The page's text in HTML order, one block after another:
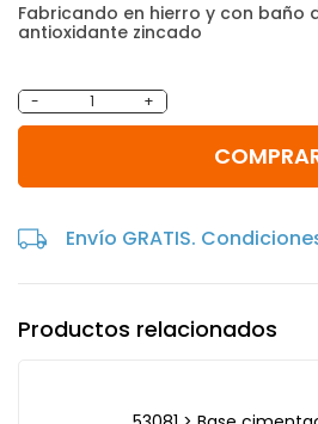
Fabricando en hierro y con baño
antioxidante zincado
- +
Envío GRATIS.
Productos relacionados